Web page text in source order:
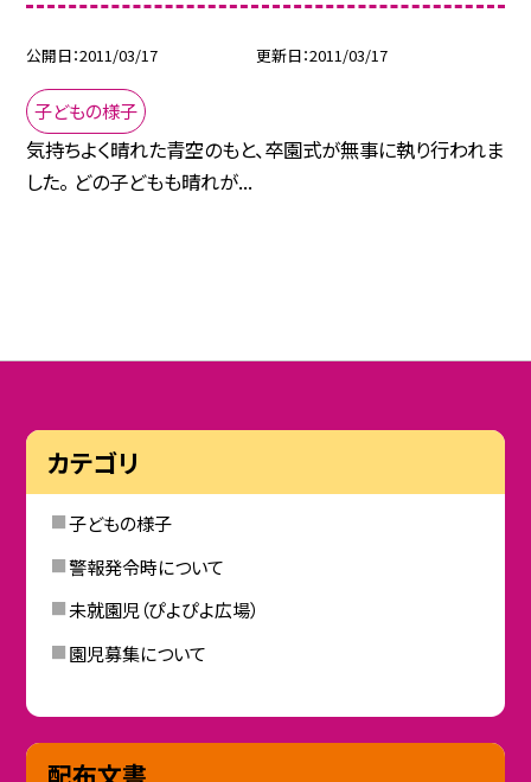
公開日 2011/03/17 更新日 2011/03/17
子どもの様子
気持ちよく晴れた青空のもと、卒園式が無事に執り行われま
した。 どの子どもも晴れが...
カテゴリ
子どもの様子
警報発令時について
未就園児（ぴよぴよ広場）
園児募集について
配布文書